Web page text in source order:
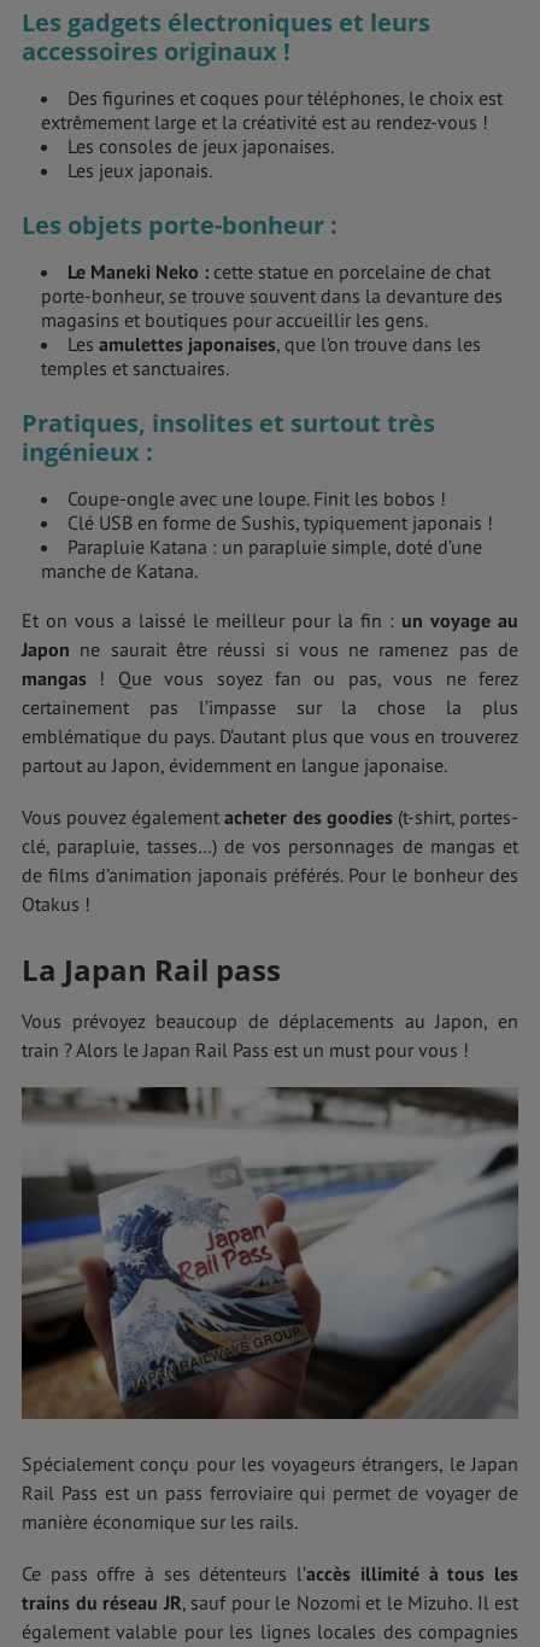
Les gadgets électroniques et leurs
accessoires originaux !
Des figurines et coques pour téléphones, le choix est
extrêmement large et la créativité est au rendez-vous !
Les consoles de jeux japonaises.
Les jeux japonais.
Les objets porte-bonheur :
Le Maneki Neko : cette statue en porcelaine de chat
porte-bonheur, se trouve souvent dans la devanture des
magasins et boutiques pour accueillir les gens.
Les amulettes japonaises, que l’on trouve dans les
temples et sanctuaires.
Pratiques, insolites et surtout très
ingénieux :
Coupe-ongle avec une loupe. Finit les bobos !
Clé USB en forme de Sushis, typiquement japonais !
Parapluie Katana : un parapluie simple, doté d’une
manche de Katana.
Et on vous a laissé le meilleur pour la fin : un voyage au
Japon ne saurait être réussi si vous ne ramenez pas de
mangas ! Que vous soyez fan ou pas, vous ne ferez
certainement pas l’impasse sur la chose la plus
emblématique du pays. D’autant plus que vous en trouverez
partout au Japon, évidemment en langue japonaise.
Vous pouvez égalementacheter des goodies(t-shirt, portes-
clé, parapluie, tasses…) de vos personnages de mangas et
de films d’animation japonais préférés. Pour le bonheur des
Otakus !
La Japan Rail pass
Vous prévoyez beaucoup de déplacements au Japon, en
train ? Alors le Japan Rail Pass est un must pour vous !
Spécialement conçu pour les voyageurs étrangers, le Japan
Rail Pass est un pass ferroviaire qui permet de voyager de
manière économique sur les rails.
Ce pass offre à ses détenteurs l’accès illimité à tous les
trains du réseau JR, sauf pour le Nozomi et le Mizuho. Il est
également valable pour les lignes locales des compagnies